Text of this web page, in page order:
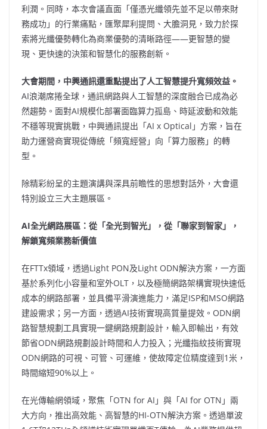
利潤。同時，本次會議直面「僅憑光纖領先並不足以帶來財
務成功」的行業痛點，匯聚犀利提問、大膽洞見，致力於探
索將光纖優勢轉化為商業優勢的清晰路徑——更智慧的變
現、更快速的決策和智慧化的服務創新。
大會期間，中興通訊還重點提出了人工智慧提升寬頻效益。
AI浪潮席捲全球，通訊網路與人工智慧的深度融合已成為必
然趨勢。面對AI規模化部署面臨算力孤島、時延波動和效能
不穩等現實挑戰，中興通訊提出「AI x Optical」方案，旨在
助力運營商實現從傳統「頻寬經營」向「算力服務」的轉
型。
除精彩紛呈的主題演講與深具前瞻性的思想對話外，大會還
特別設立三大主題展區。
AI全光網路展區：從「全光到智光」，從「聯家到智家」，
解鎖寬頻業務新價值
在FTTx領域，透過Light PON及Light ODN解決方案，一方面
基於系列化小容量和室外OLT，以及極簡網路架構實現快速低
成本的網路部署，並具備平滑演進能力，滿足ISP和MSO網路
建設需求；另一方面，透過AI技術實現高質量提效。ODN網
路智慧規劃工具實現一鍵網路規劃設計，輸入即輸出，有效
節省ODN網路規劃設計時間和人力投入；光纖指紋技術實現
ODN網路的可視、可管、可運維，使故障定位精度達到1米，
時間縮短90%以上。
在光傳輸網領域，聚焦「OTN for AI」與「AI for OTN」兩
大方向，推出高效能、高智慧的HI-OTN解決方案。透過單波